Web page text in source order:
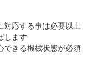
対応する事は必要以上
します
できる機械状態が必須